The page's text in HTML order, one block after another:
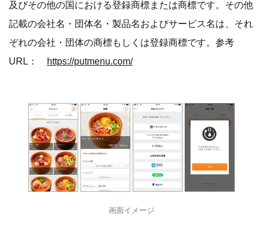
及びその他の国における登録商標または商標です。その他
記載の会社名・団体名・製品名およびサービス名は、それ
ぞれの会社・団体の商標もしくは登録商標です。参考
URL： https://putmenu.com/
画面イメージ